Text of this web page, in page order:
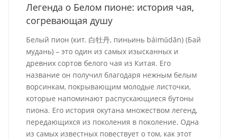
Легенда о Белом пионе: история чая,
согревающая душу
Белый пион (кит. 白牡丹, пиньинь báimǔdān) (Бай
мудань) – это один из самых изысканных и
древних сортов белого чая из Китая. Его
название он получил благодаря нежным белым
ворсинкам, покрывающим молодые листочки,
которые напоминают распускающиеся бутоны
пиона. Его история окутана множеством легенд,
передающихся из поколения в поколение. Одна
из самых известных повествует о том, как этот